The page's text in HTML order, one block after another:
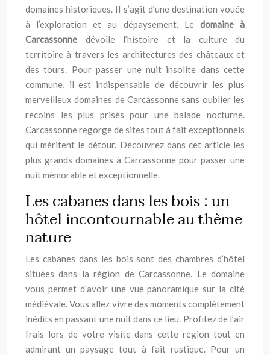
domaines historiques. Il s’agit d’une destination vouée
à l’exploration et au dépaysement. Le domaine à
Carcassonne dévoile l’histoire et la culture du
territoire à travers les architectures des châteaux et
des tours. Pour passer une nuit insolite dans cette
commune, il est indispensable de découvrir les plus
merveilleux domaines de Carcassonne sans oublier les
recoins les plus prisés pour une balade nocturne.
Carcassonne regorge de sites tout à fait exceptionnels
qui méritent le détour. Découvrez dans cet article les
plus grands domaines à Carcassonne pour passer une
nuit mémorable et exceptionnelle.
Les cabanes dans les bois : un
hôtel incontournable au thème
nature
Les cabanes dans les bois sont des chambres d’hôtel
situées dans la région de Carcassonne. Le domaine
vous permet d’avoir une vue panoramique sur la cité
médiévale. Vous allez vivre des moments complètement
inédits en passant une nuit dans ce lieu. Profitez de l’air
frais lors de votre visite dans cette région tout en
admirant un paysage tout à fait rustique. Pour un